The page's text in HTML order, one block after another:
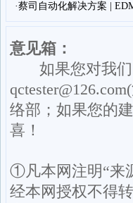
·蔡司自动化解决方案 |
意见箱：
如果您对我
络部；如果您的
喜！
①凡本网注明“来
经本网授权不得